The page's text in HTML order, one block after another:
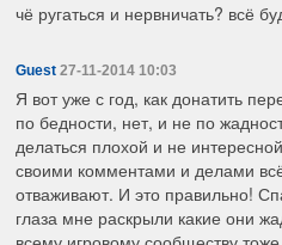
чё ругаться и нервничать? всё
Guest 27-11-2014 10:03
Я вот уже с год, как донатить
по бедности, нет, и не по
делаться плохой и не
своими комментами и делами
отваживают. И это правильно!
глаза мне раскрыли какие они